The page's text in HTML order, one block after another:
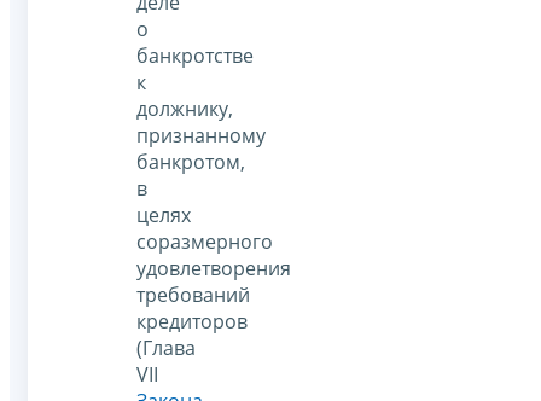
о
банкротстве
к
должнику,
признанному
банкротом,
в
целях
соразмерного
удовлетворения
требований
кредиторов
(Глава
VII